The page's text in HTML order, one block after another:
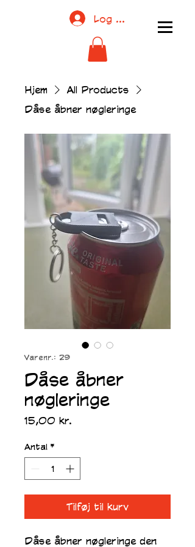
Log ind
Hjem
All Products
Dåse åbner nøgleringe
Varenr.: 29
Dåse åbner
nøgleringe
15,00 kr.
Antal *
Tilføj til kurv
Dåse åbner nøgleringe den